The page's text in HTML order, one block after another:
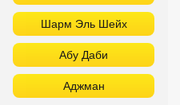
Шарм Эль Шейх
Абу Даби
Аджман